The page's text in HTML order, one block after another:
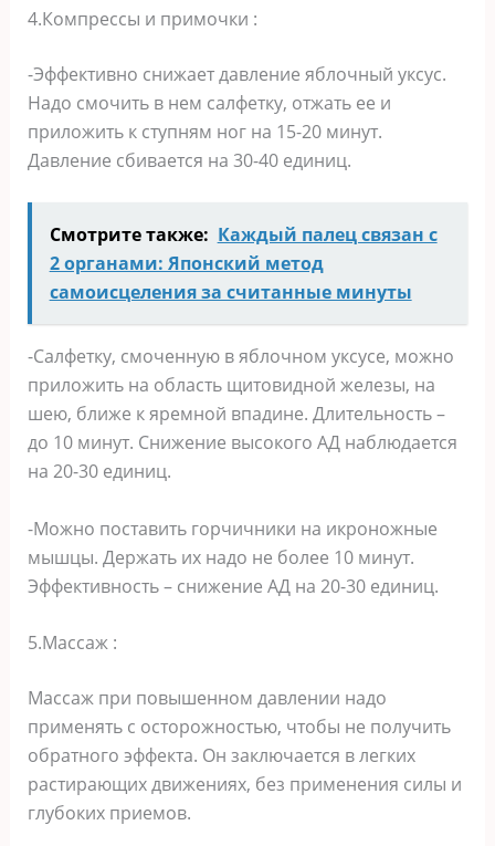
4.Компрессы и примочки :
-Эффективно снижает давление яблочный уксус.
Надо смочить в нем салфетку, отжать ее и
приложить к ступням ног на 15-20 минут.
Давление сбивается на 30-40 единиц.
Смотрите также: Каждый палец связан с
2 органами: Японский метод
самоисцеления за считанные минуты
-Салфетку, смоченную в яблочном уксусе, можно
приложить на область щитовидной железы, на
шею, ближе к яремной впадине. Длительность –
до 10 минут. Снижение высокого АД наблюдается
на 20-30 единиц.
-Можно поставить горчичники на икроножные
мышцы. Держать их надо не более 10 минут.
Эффективность – снижение АД на 20-30 единиц.
5.Массаж :
Массаж при повышенном давлении надо
применять с осторожностью, чтобы не получить
обратного эффекта. Он заключается в легких
растирающих движениях, без применения силы и
глубоких приемов.